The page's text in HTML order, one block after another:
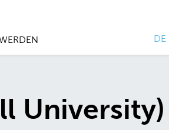
DE
University)